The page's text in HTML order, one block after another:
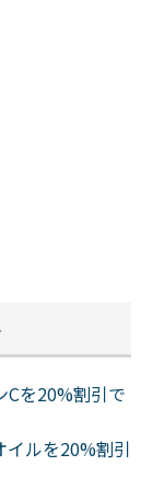
を20%割引で
ルを20%割引